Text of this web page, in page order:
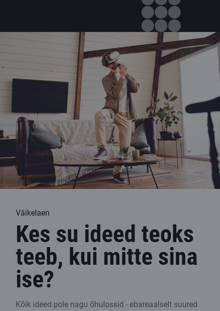
Väikelaen
Kes su ideed teoks
teeb, kui mitte sina
ise?
Kõik ideed pole nagu õhulossid - ebareaalselt suured